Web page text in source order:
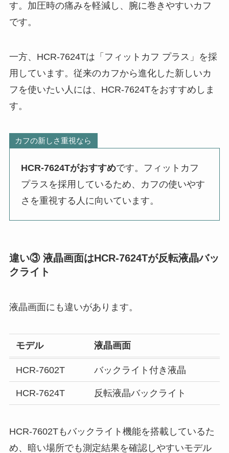
す。加圧時の痛みを軽減し、腕に巻きやすいカフ
です。
一方、HCR-7624Tは「フィットカフ プラス」を採
用しています。従来のカフから進化した新しいカ
フを使いたい人には、HCR-7624Tをおすすめしま
す。
カフの新しさ重視なら
HCR-7624Tがおすすめです。フィットカフ
プラスを採用しているため、カフの使いやす
さを重視する人に向いています。
違い③ 液晶画面はHCR-7624Tが反転液晶バッ
クライト
液晶画面にも違いがあります。
モデル 液晶画面
HCR-7602T バックライト付き液晶
HCR-7624T 反転液晶バックライト
HCR-7602Tもバックライト機能を搭載しているた
め、暗い場所でも測定結果を確認しやすいモデル